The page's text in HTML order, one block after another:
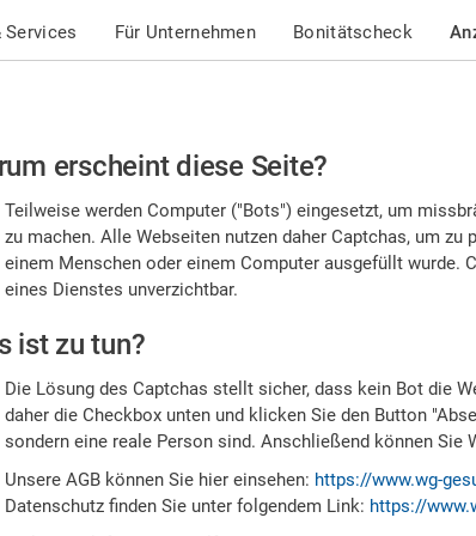
Services Für Unternehmen Bonitätscheck
erscheint diese Seite?
Teilweise werden Computer ("Bots") eingesetzt, um
zu machen. Alle Webseiten nutzen daher Captchas, um
einem Menschen oder einem Computer ausgefüllt wurde.
eines Dienstes unverzichtbar.
ist zu tun?
Die Lösung des Captchas stellt sicher, dass kein Bot die
daher die Checkbox unten und klicken Sie den Button
sondern eine reale Person sind. Anschließend können Sie
Unsere AGB können Sie hier einsehen: https://www.wg-
Datenschutz finden Sie unter folgendem Link: https://